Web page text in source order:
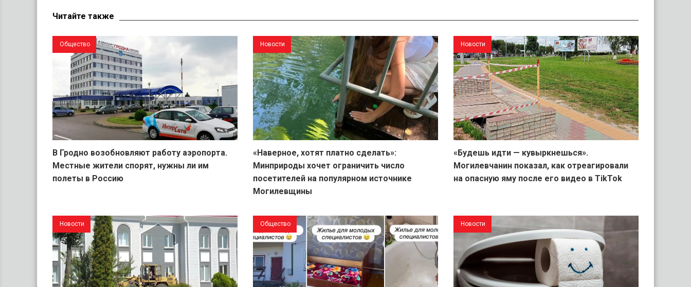
Читайте также
Общество
В Гродно возобновляют работу аэропорта.
Местные жители спорят, нужны ли им
полеты в Россию
Новости
«Наверное, хотят платно сделать»:
Минприроды хочет ограничить число
посетителей на популярном источнике
Могилевщины
Новости
«Будешь идти — кувыркнешься».
Могилевчанин показал, как отреагировали
на опасную яму после его видео в TikTok
Новости Общество Новости